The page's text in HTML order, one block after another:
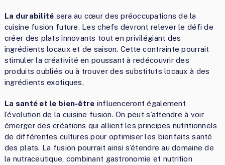
La durabilité sera au cœur des préoccupations de la
cuisine fusion future. Les chefs devront relever le défi de
créer des plats innovants tout en privilégiant des
ingrédients locaux et de saison. Cette contrainte pourrait
stimuler la créativité en poussant à redécouvrir des
produits oubliés ou à trouver des substituts locaux à des
ingrédients exotiques.
La santé et le bien-être influenceront également
l’évolution de la cuisine fusion. On peut s’attendre à voir
émerger des créations qui allient les principes nutritionnels
de différentes cultures pour optimiser les bienfaits santé
des plats. La fusion pourrait ainsi s’étendre au domaine de
la nutraceutique, combinant gastronomie et nutrition